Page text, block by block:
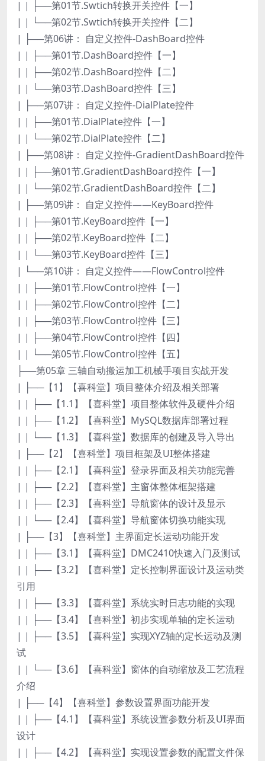
| | ├──第01节.Swtich转换开关控件【一】
| | └──第02节.Swtich转换开关控件【二】
| ├──第06讲： 自定义控件-DashBoard控件
| | ├──第01节.DashBoard控件【一】
| | ├──第02节.DashBoard控件【二】
| | └──第03节.DashBoard控件【三】
| ├──第07讲： 自定义控件-DialPlate控件
| | ├──第01节.DialPlate控件【一】
| | └──第02节.DialPlate控件【二】
| ├──第08讲： 自定义控件-GradientDashBoard控件
| | ├──第01节.GradientDashBoard控件【一】
| | └──第02节.GradientDashBoard控件【二】
| ├──第09讲： 自定义控件——KeyBoard控件
| | ├──第01节.KeyBoard控件【一】
| | ├──第02节.KeyBoard控件【二】
| | └──第03节.KeyBoard控件【三】
| └──第10讲： 自定义控件——FlowControl控件
| | ├──第01节.FlowControl控件【一】
| | ├──第02节.FlowControl控件【二】
| | ├──第03节.FlowControl控件【三】
| | ├──第04节.FlowControl控件【四】
| | └──第05节.FlowControl控件【五】
├──第05章 三轴自动搬运加工机械手项目实战开发
| ├──【1】【喜科堂】项目整体介绍及相关部署
| | ├──【1.1】【喜科堂】项目整体软件及硬件介绍
| | ├──【1.2】【喜科堂】MySQL数据库部署过程
| | └──【1.3】【喜科堂】数据库的创建及导入导出
| ├──【2】【喜科堂】项目框架及UI整体搭建
| | ├──【2.1】【喜科堂】登录界面及相关功能完善
| | ├──【2.2】【喜科堂】主窗体整体框架搭建
| | ├──【2.3】【喜科堂】导航窗体的设计及显示
| | └──【2.4】【喜科堂】导航窗体切换功能实现
| ├──【3】【喜科堂】主界面定长运动功能开发
| | ├──【3.1】【喜科堂】DMC2410快速入门及测试
| | ├──【3.2】【喜科堂】定长控制界面设计及运动类
引用
| | ├──【3.3】【喜科堂】系统实时日志功能的实现
| | ├──【3.4】【喜科堂】初步实现单轴的定长运动
| | ├──【3.5】【喜科堂】实现XYZ轴的定长运动及测
试
| | └──【3.6】【喜科堂】窗体的自动缩放及工艺流程
介绍
| ├──【4】【喜科堂】参数设置界面功能开发
| | ├──【4.1】【喜科堂】系统设置参数分析及UI界面
设计
| | ├──【4.2】【喜科堂】实现设置参数的配置文件保